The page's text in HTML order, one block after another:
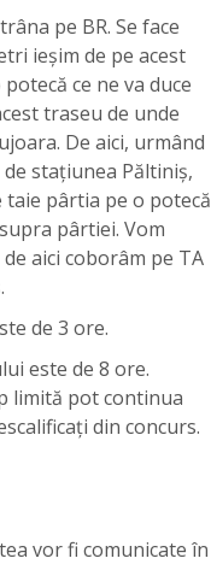
pe BR. Se face
ieșim de pe acest
ce ne va duce
traseu de unde
De aici, urmând
stațiunea Păltiniș,
taie pârtia pe o potecă
pârtiei. Vom
aici coborâm pe TA
de 3 ore.
este de 8 ore.
limită pot continua
din concurs.
vor fi comunicate în